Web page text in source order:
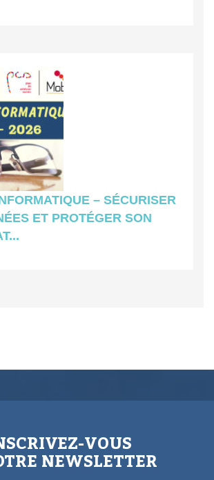
– SÉCURISER
ET PROTÉGER SON
VOUS
NEWSLETTER